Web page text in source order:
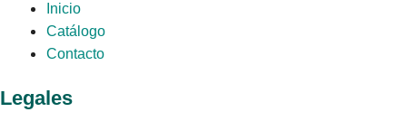
Inicio
Catálogo
Contacto
Legales